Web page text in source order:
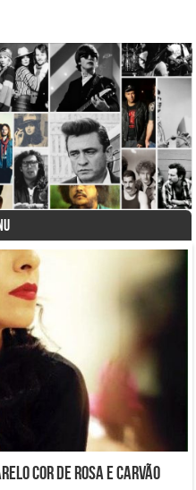
Cor de Rosa E Carvão